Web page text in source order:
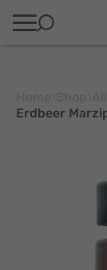
Erdbeer